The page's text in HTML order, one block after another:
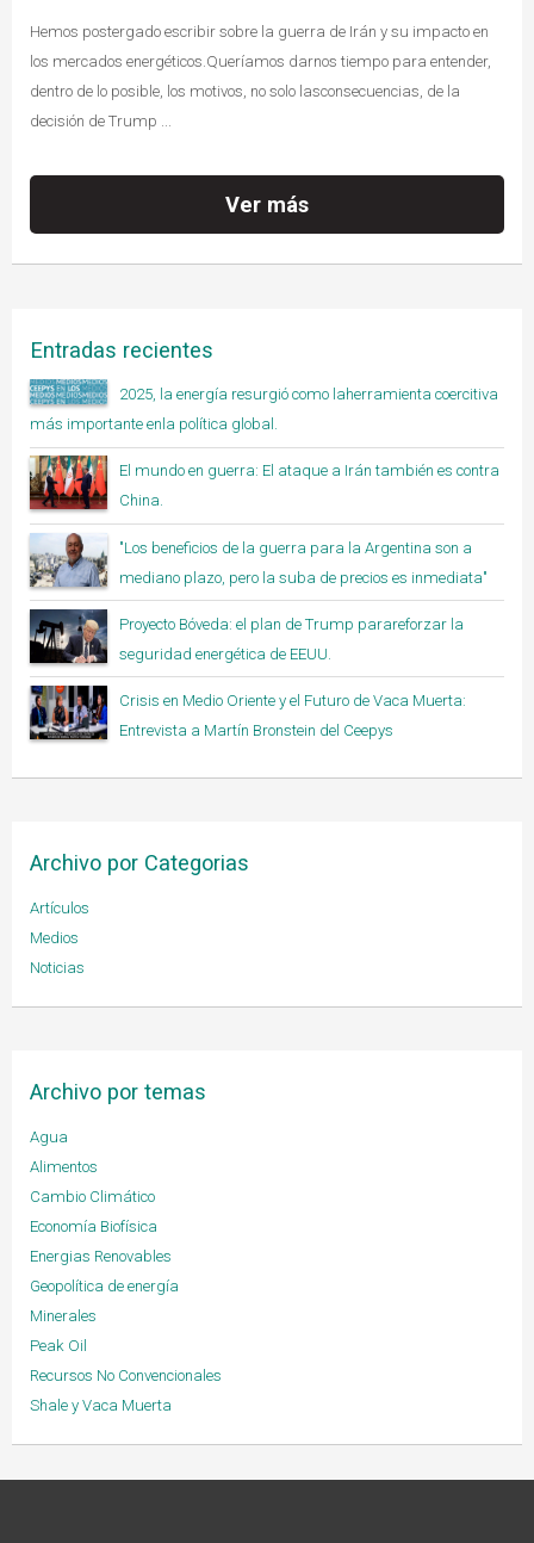
Hemos postergado escribir sobre la guerra de Irán y su impacto en
los mercados energéticos.Queríamos darnos tiempo para entender,
dentro de lo posible, los motivos, no solo lasconsecuencias, de la
decisión de Trump ...
Ver más
Entradas recientes
2025, la energía resurgió como laherramienta coercitiva
más importante enla política global.
El mundo en guerra: El ataque a Irán también es contra
China.
"Los beneficios de la guerra para la Argentina son a
mediano plazo, pero la suba de precios es inmediata"
Proyecto Bóveda: el plan de Trump parareforzar la
seguridad energética de EEUU.
Crisis en Medio Oriente y el Futuro de Vaca Muerta:
Entrevista a Martín Bronstein del Ceepys
Archivo por Categorias
Artículos
Medios
Noticias
Archivo por temas
Agua
Alimentos
Cambio Climático
Economía Biofísica
Energias Renovables
Geopolítica de energía
Minerales
Peak Oil
Recursos No Convencionales
Shale y Vaca Muerta